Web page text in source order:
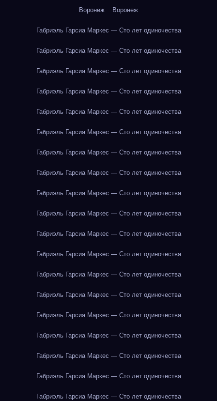
Воронеж Воронеж
Габриэль Гарсиа Маркес — Сто лет одиночества
Габриэль Гарсиа Маркес — Сто лет одиночества
Габриэль Гарсиа Маркес — Сто лет одиночества
Габриэль Гарсиа Маркес — Сто лет одиночества
Габриэль Гарсиа Маркес — Сто лет одиночества
Габриэль Гарсиа Маркес — Сто лет одиночества
Габриэль Гарсиа Маркес — Сто лет одиночества
Габриэль Гарсиа Маркес — Сто лет одиночества
Габриэль Гарсиа Маркес — Сто лет одиночества
Габриэль Гарсиа Маркес — Сто лет одиночества
Габриэль Гарсиа Маркес — Сто лет одиночества
Габриэль Гарсиа Маркес — Сто лет одиночества
Габриэль Гарсиа Маркес — Сто лет одиночества
Габриэль Гарсиа Маркес — Сто лет одиночества
Габриэль Гарсиа Маркес — Сто лет одиночества
Габриэль Гарсиа Маркес — Сто лет одиночества
Габриэль Гарсиа Маркес — Сто лет одиночества
Габриэль Гарсиа Маркес — Сто лет одиночества
Габриэль Гарсиа Маркес — Сто лет одиночества